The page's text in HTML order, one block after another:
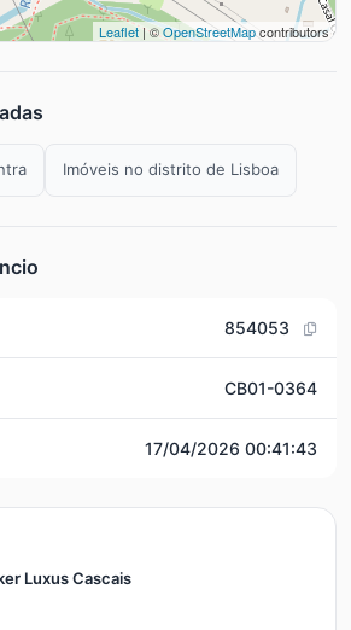
Leaflet | ©OpenStreetMapcontributors
Imóveis no distrito de Lisboa
854053
CB01-0364
17/04/2026 00:41:43
Luxus Cascais